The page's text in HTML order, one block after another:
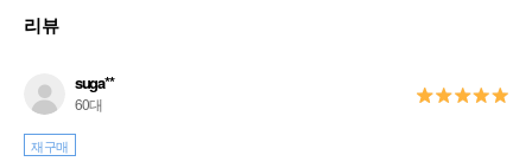
촉촉한 균형을 위한 마시는 관리, 데일리 뷰티
앰플
리뷰
suga**
60대
재구매